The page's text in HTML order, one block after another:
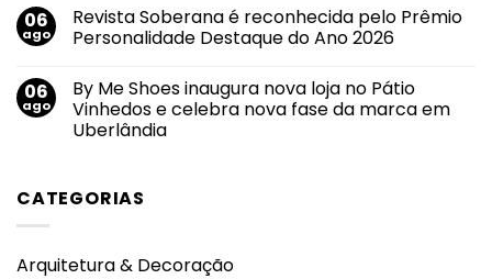
imobiliário
suas
práticas
de
informação
e
privacidade
de
dados
em
Camarote
Premium
de
experiências
entre
rodeio,
DJs
no
06
ago
Revista Soberana é reconhecida pelo Prêmio
Personalidade Destaque do Ano 2026
em
Revista
Soberana
é
Personalidade
Destaque
06
ago
By Me Shoes inaugura nova loja no Pátio
Vinhedos e celebra nova fase da marca em
Uberlândia
By
Me
loja
CATEGORIAS
Arquitetura & Decoração